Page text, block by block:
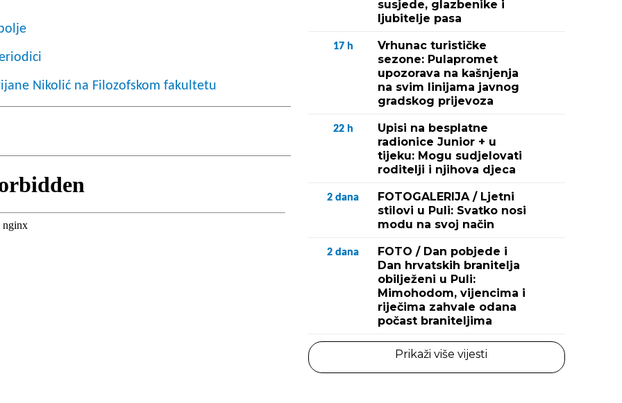
Nikolić na Filozofskom fakultetu
susjede, glazbenike i
ljubitelje pasa
17 h
Vrhunac turističke
sezone: Pulapromet
upozorava na kašnjenja
na svim linijama javnog
gradskog prijevoza
22 h
Upisi na besplatne
radionice Junior + u
tijeku: Mogu sudjelovati
roditelji i njihova djeca
2 dana
FOTOGALERIJA / Ljetni
stilovi u Puli: Svatko nosi
modu na svoj način
2 dana
FOTO / Dan pobjede i
Dan hrvatskih branitelja
obilježeni u Puli:
Mimohodom, vijencima i
riječima zahvale odana
počast braniteljima
Prikaži više vijesti